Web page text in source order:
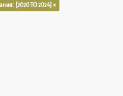
[2020 TO 2024] ×